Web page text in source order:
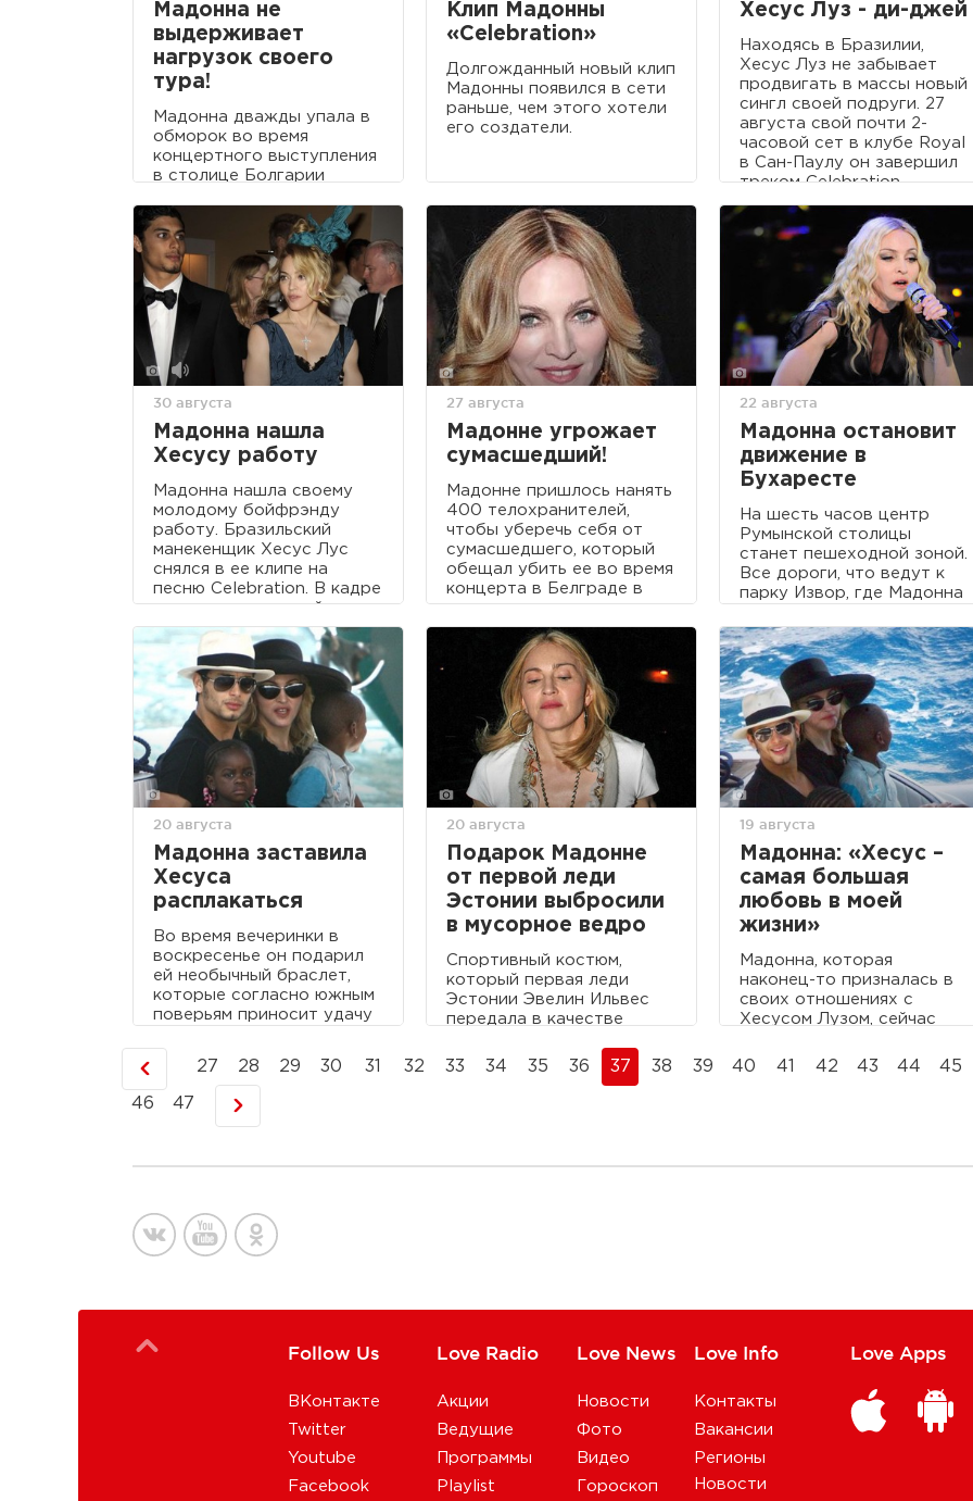
Мадонна не
выдерживает
нагрузок своего
тура!
Мадонна дважды упала в
обморок во время
концертного выступления
в столице Болгарии
мирового тура Sticky &
Sweet.
Клип Мадонны
«Celebration»
Долгожданный новый клип
Мадонны появился в сети
раньше, чем этого хотели
его создатели.
Хесус Луз - ди-джей
Находясь в Бразилии,
Хесус Луз не забывает
продвигать в массы новый
сингл своей подруги. 27
августа свой почти 2-
часовой сет в клубе Royal
в Сан-Паулу он завершил
треком Celebration.
30 августа
Мадонна нашла
Хесусу работу
Мадонна нашла своему
молодому бойфрэнду
работу. Бразильский
манекенщик Хесус Лус
снялся в ее клипе на
песню Celebration. В кадре
он стоит за диджейским
пультом, а вокруг него
толпятся десятки
девушек.
27 августа
Мадонне угрожает
сумасшедший!
Мадонне пришлось нанять
400 телохранителей,
чтобы уберечь себя от
сумасшедшего, который
обещал убить ее во время
концерта в Белграде в
понедельник.
22 августа
Мадонна остановит
движение в
Бухаресте
На шесть часов центр
Румынской столицы
станет пешеходной зоной.
Все дороги, что ведут к
парку Извор, где Мадонна
воздухе в рамках турне
Sticky&Sweet, будут
перекрыты.
20 августа
Мадонна заставила
Хесуса
расплакаться
Во время вечеринки в
воскресенье он подарил
ей необычный браслет,
которые согласно южным
поверьям приносит удачу
20 августа
Подарок Мадонне
от первой леди
Эстонии выбросили
в мусорное ведро
Спортивный костюм,
который первая леди
Эстонии Эвелин Ильвес
передала в качестве
Мадонне, оказался в
19 августа
Мадонна: «Хесус –
самая большая
любовь в моей
жизни»
Мадонна, которая
наконец-то призналась в
своих отношениях с
Хесусом Лузом, сейчас
Она заявила, что бразилец
27 28 29 30 31 32 33 34 35 36 37 38 39 40 41 42 43 44 45
46 47
Follow Us
ВКонтакте
Twitter
Youtube
Facebook
Love Radio
Акции
Ведущие
Программы
Playlist
Love News
Новости
Фото
Видео
Гороскоп
Love Info
Контакты
Вакансии
Регионы
Новости
Love Apps